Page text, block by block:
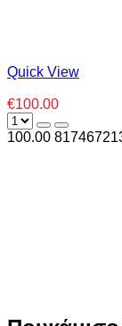
Quick View
€100.00
100.00 8